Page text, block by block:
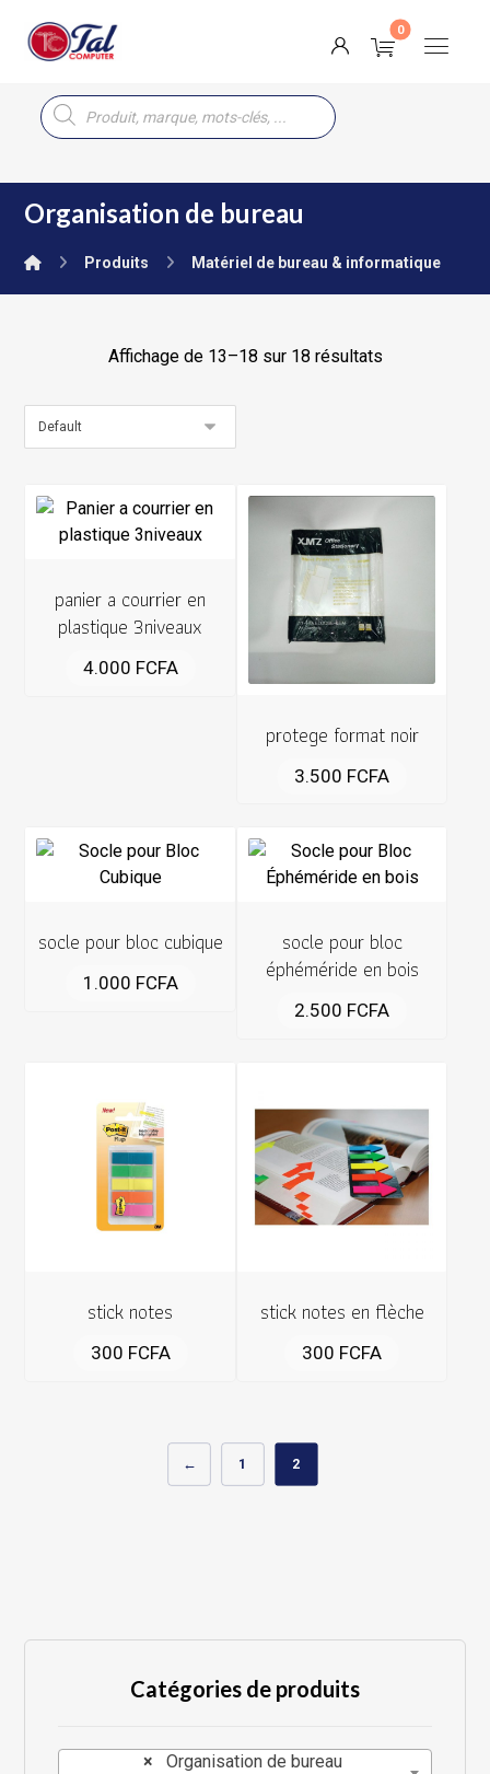
Organisation de bureau
Produits Matériel de bureau & informatique
Affichage de 13–18 sur 18 résultats
panier a courrier en
plastique 3niveaux
4.000 FCFA
protege format noir
3.500 FCFA
socle pour bloc cubique
1.000 FCFA
socle pour bloc
éphéméride en bois
2.500 FCFA
stick notes
300 FCFA
stick notes en flèche
300 FCFA
← 1 2
Catégories de produits
× Organisation de bureau